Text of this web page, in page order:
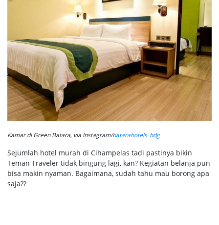
Kamar di Green Batara, via Instagram/batarahotels_bdg
Sejumlah hotel murah di Cihampelas tadi pastinya bikin
Teman Traveler tidak bingung lagi, kan? Kegiatan belanja pun
bisa makin nyaman. Bagaimana, sudah tahu mau borong apa
saja??